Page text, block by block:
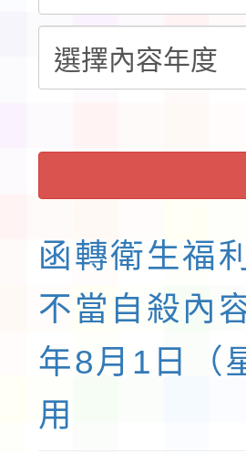
請一案
函轉衛生福
不當自殺內
年8月1日（
用